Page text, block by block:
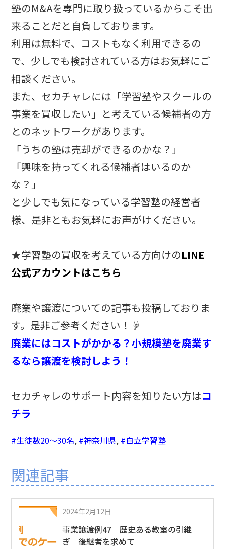
塾のM&Aを専門に取り扱っているからこそ出
来ることだと自負しております。
利用は無料で、コストもなく利用できるの
で、少しでも検討されている方はお気軽にご
相談ください。
また、セカチャレには「学習塾やスクールの
事業を買収したい」と考えている候補者の方
とのネットワークがあります。
「うちの塾は売却ができるのかな？」
「興味を持ってくれる候補者はいるのか
な？」
と少しでも気になっている学習塾の経営者
様、是非ともお気軽にお声がけください。
★学習塾の買収を考えている方向けのLINE
公式アカウントはこちら
廃業や譲渡についての記事も投稿しておりま
す。是非ご参考ください！☟
廃業にはコストがかかる？小規模塾を廃業す
るなら譲渡を検討しよう！
セカチャレのサポート内容を知りたい方はコ
チラ
#生徒数20〜30名, #神奈川県, #自立学習塾
関連記事
2024年2月12日
事業譲渡例47｜歴史ある教室の引継
ぎ 後継者を求めて